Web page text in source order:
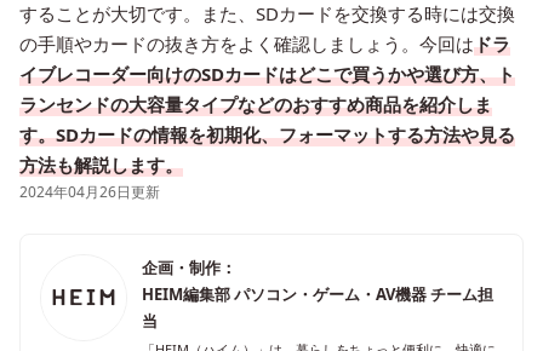
することが大切です。また、SDカードを交換する時には交換
の手順やカードの抜き方をよく確認しましょう。今回はドラ
イブレコーダー向けのSDカードはどこで買うかや選び方、ト
ランセンドの大容量タイプなどのおすすめ商品を紹介しま
す。SDカードの情報を初期化、フォーマットする方法や見る
方法も解説します。
2024年04月26日更新
企画・制作：
HEIM編集部 パソコン・ゲーム・AV機器 チーム担
当